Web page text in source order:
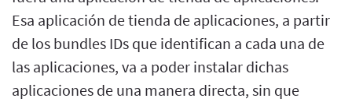
Esa aplicación de tienda de aplicaciones, a partir
de los bundles IDs que identifican a cada una de
las aplicaciones, va a poder instalar dichas
aplicaciones de una manera directa, sin que